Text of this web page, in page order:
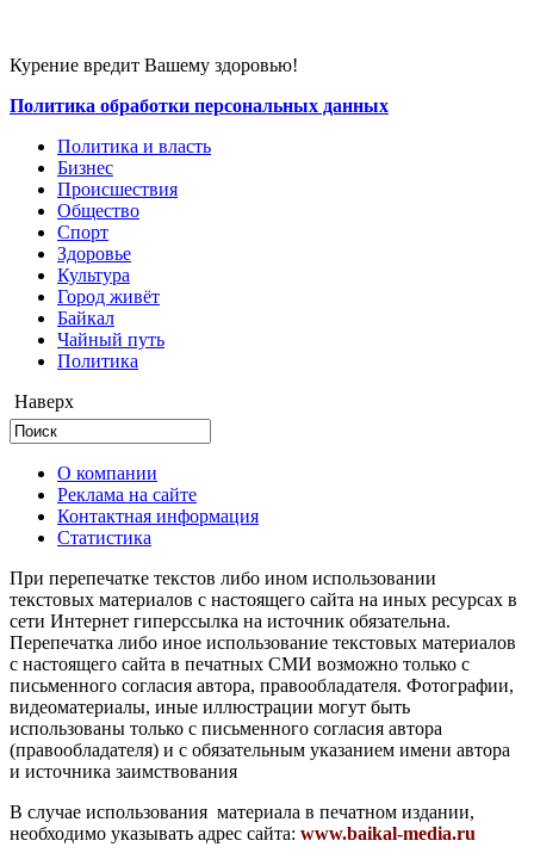
Курение вредит Вашему здоровью!
Политика обработки персональных данных
Политика и власть
Бизнес
Происшествия
Общество
Cпорт
Здоровье
Культура
Город живёт
Байкал
Чайный путь
Политика
Наверх
О компании
Реклама на сайте
Контактная информация
Статистика
При перепечатке текстов либо ином использовании
текстовых материалов с настоящего сайта на иных ресурсах в
сети Интернет гиперссылка на источник обязательна.
Перепечатка либо иное использование текстовых материалов
с настоящего сайта в печатных СМИ возможно только с
письменного согласия автора, правообладателя. Фотографии,
видеоматериалы, иные иллюстрации могут быть
использованы только с письменного согласия автора
(правообладателя) и с обязательным указанием имени автора
и источника заимствования
В случае использования материала в печатном издании,
необходимо указывать адрес сайта: www.baikal-media.ru